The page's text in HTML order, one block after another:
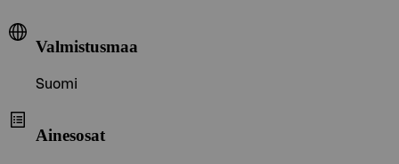
Valmistusmaa
Suomi
Ainesosat